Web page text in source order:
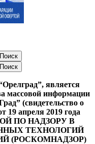
является
массовой информации
(свидетельство о
апреля 2019 года
ПО НАДЗОРУ В
ТЕХНОЛОГИЙ
(РОСКОМНАДЗОР)